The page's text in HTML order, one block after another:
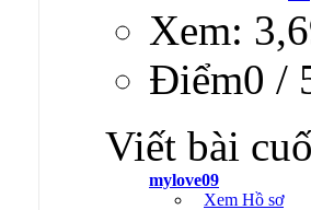
Xem:
Ðiểm0 /
Viết bài
mylove09
Xem Hồ sơ